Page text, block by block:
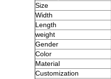
Size
Width
Length
weight
Gender
Color
Material
Customization